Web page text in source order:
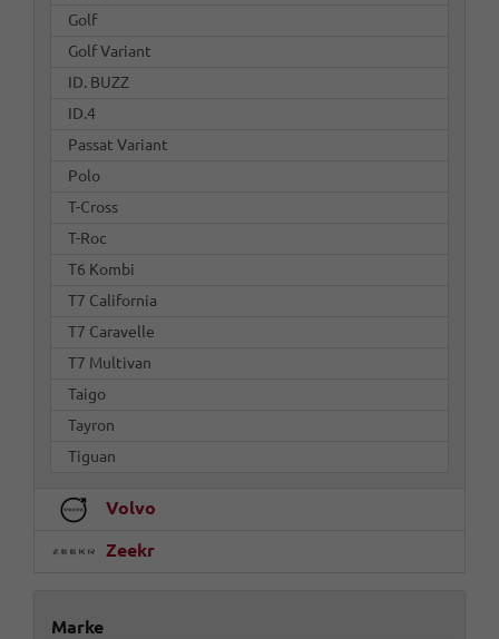
Golf
Golf Variant
ID. BUZZ
ID.4
Passat Variant
Polo
T-Cross
T-Roc
T6 Kombi
T7 California
T7 Caravelle
T7 Multivan
Taigo
Tayron
Tiguan
Volvo
Zeekr
Marke